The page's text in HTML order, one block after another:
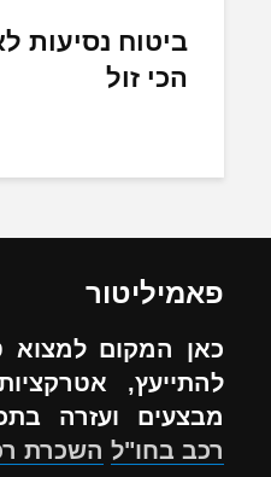
ביטוח נסיעות
הכי זול
פאמיליטור
כאן המקום למצוא
להתייעץ,
מבצעים ועזרה
רכב בחו"ל השכרת